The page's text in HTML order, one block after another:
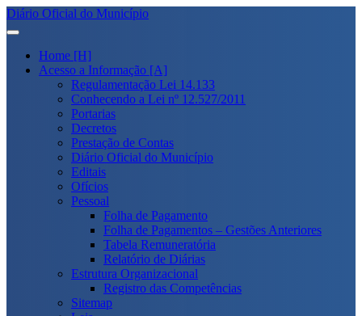
Diário Oficial do Município
Home [H]
Acesso a Informação [A]
Regulamentação Lei 14.133
Conhecendo a Lei nº 12.527/2011
Portarias
Decretos
Prestação de Contas
Diário Oficial do Município
Editais
Ofícios
Pessoal
Folha de Pagamento
Folha de Pagamentos – Gestões Anteriores
Tabela Remuneratória
Relatório de Diárias
Estrutura Organizacional
Registro das Competências
Sitemap